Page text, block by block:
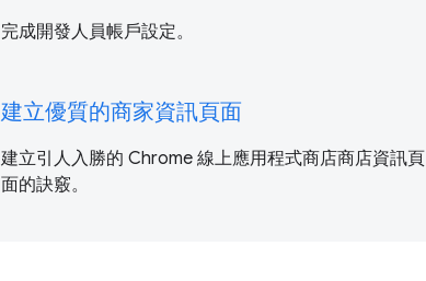
完成開發人員帳戶設定。
建立優質的商家資訊頁面
建立引人入勝的 Chrome 線上應用程式商店商店資訊頁
面的訣竅。